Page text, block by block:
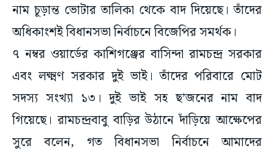
নাম চূড়ান্ত ভোটার তালিকা থেকে বাদ দিয়েছে। তাঁদের
অধিকাংশই বিধানসভা নির্বাচনে বিজেপির সমর্থক।
৭ নম্বর ওয়ার্ডের কাশিগঞ্জের বাসিন্দা রামচন্দ্র সরকার
এবং লক্ষ্মণ সরকার দুই ভাই। তাঁদের পরিবারে মোট
সদস্য সংখ্যা ১৩। দুই ভাই সহ ছ’জনের নাম বাদ
গিয়েছে। রামচন্দ্রবাবু বাড়ির উঠানে দাঁড়িয়ে আক্ষেপের
সুরে বলেন, গত বিধানসভা নির্বাচনে আমাদের